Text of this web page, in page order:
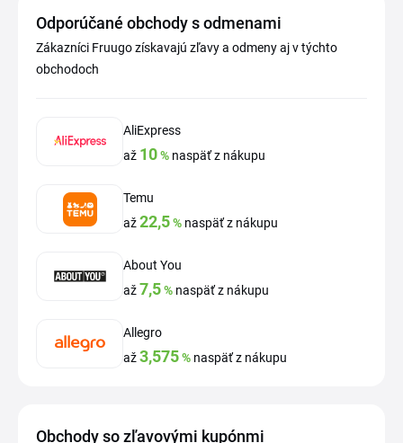
Odporúčané obchody s odmenami
Zákazníci Fruugo získavajú zľavy a odmeny aj v týchto
obchodoch
AliExpress
až 10% naspäť z nákupu
Temu
až22,5% naspäť z nákupu
About You
až7,5% naspäť z nákupu
Allegro
až3,575% naspäť z nákupu
Obchody so zľavovými kupónmi